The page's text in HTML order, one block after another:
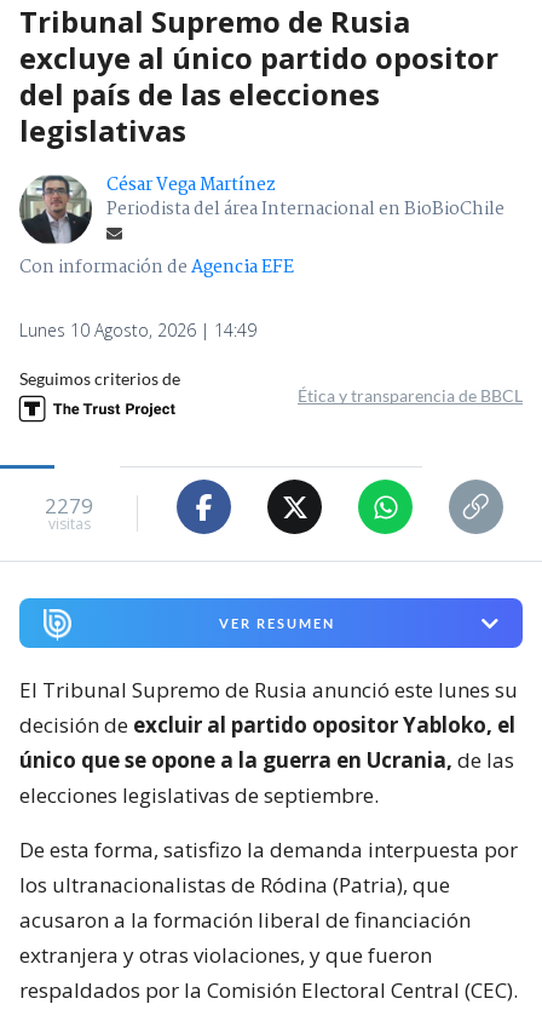
Tribunal Supremo de Rusia
excluye al único partido opositor
del país de las elecciones
legislativas
César Vega Martínez
Periodista del área Internacional en BioBioChile
Con información deAgencia EFE
Lunes 10 Agosto, 2026 | 14:49
Seguimos criterios de
Ética y transparencia de BBCL
2279
visitas
VER RESUMEN
El Tribunal Supremo de Rusia anunció este lunes su
decisión de excluir al partido opositor Yabloko, el
único que se opone a la guerra en Ucrania, de las
elecciones legislativas de septiembre.
De esta forma, satisfizo la demanda interpuesta por
los ultranacionalistas de Ródina (Patria), que
acusaron a la formación liberal de financiación
extranjera y otras violaciones, y que fueron
respaldados por la Comisión Electoral Central (CEC).